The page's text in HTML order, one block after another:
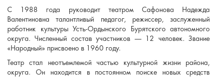
С 1988 года руководит театром Сафонова Надежда
Валентиновна талантливый педагог, режиссер, заслуженный
работник культуры Усть-Ордынского Бурятского автономного
округа. Численный состав участников — 12 человек. Звание
«Народный» присвоено в 1960 году.
Театр стал неотъемлемой частью культурной жизни района,
округа. Он находится в постоянном поиске новых средств